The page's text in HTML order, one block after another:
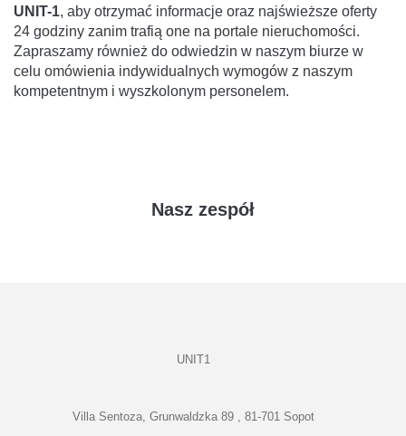
UNIT-1, aby otrzymać informacje oraz najświeższe oferty
24 godziny zanim trafią one na portale nieruchomości.
Zapraszamy również do odwiedzin w naszym biurze w
celu omówienia indywidualnych wymogów z naszym
kompetentnym i wyszkolonym personelem.
Nasz zespół
UNIT1
Villa Sentoza, Grunwaldzka 89 , 81-701 Sopot